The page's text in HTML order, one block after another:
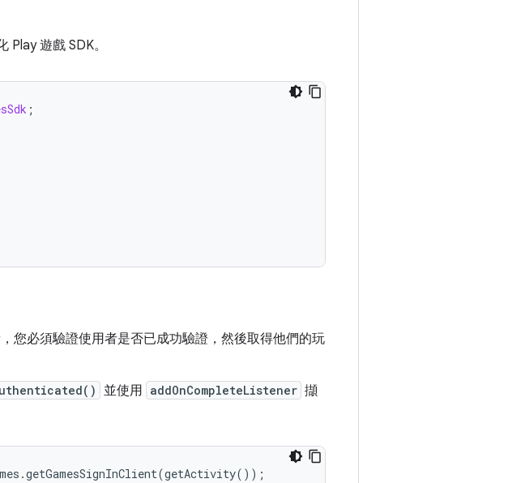
Play 遊戲 SDK。
;
您必須驗證使用者是否已成功驗證，然後取得他們的玩
並使用 addOnCompleteListener 擷